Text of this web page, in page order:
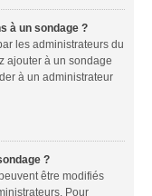
à un sondage ?
les administrateurs du
ajouter à un sondage
à un administrateur
?
être modifiés
Pour